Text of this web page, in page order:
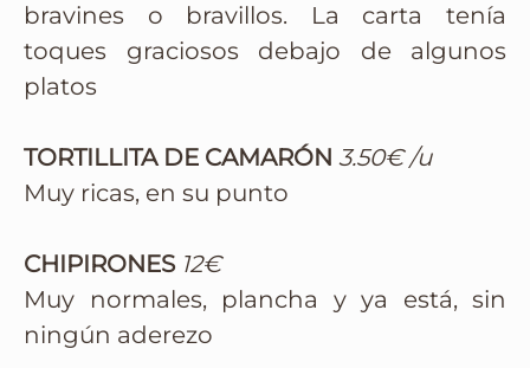
bravines o bravillos. La carta tenía
toques graciosos debajo de algunos
platos
TORTILLITA DE CAMARÓN 3.50€ /u
Muy ricas, en su punto
CHIPIRONES12€
Muy normales, plancha y ya está, sin
ningún aderezo